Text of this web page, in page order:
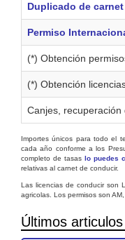
Duplicado de
Permiso
(*) Obtención
(*) Obtención
Canjes, recuperación
Importes únicos para todo el
cada año conforme a los
completo de tasas lo puedes
relativas al carnet de conducir.
Las licencias de conducir son
agricolas. Los permisos son
Últimos articulos